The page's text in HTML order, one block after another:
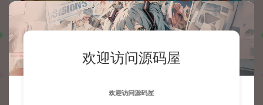
欢迎访问源码屋
欢迎访问源码屋